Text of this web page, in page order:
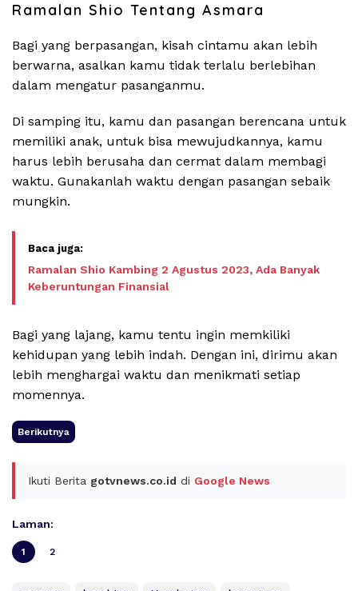
Ramalan Shio Tentang Asmara
Bagi yang berpasangan, kisah cintamu akan lebih
berwarna, asalkan kamu tidak terlalu berlebihan
dalam mengatur pasanganmu.
Di samping itu, kamu dan pasangan berencana untuk
memiliki anak, untuk bisa mewujudkannya, kamu
harus lebih berusaha dan cermat dalam membagi
waktu. Gunakanlah waktu dengan pasangan sebaik
mungkin.
Ramalan Shio Kambing 2 Agustus 2023, Ada Banyak
Keberuntungan Finansial
Bagi yang lajang, kamu tentu ingin memkiliki
kehidupan yang lebih indah. Dengan ini, dirimu akan
lebih menghargai waktu dan menikmati setiap
momennya.
Berikutnya
Ikuti Berita gotvnews.co.id di Google News
Laman:
1 2